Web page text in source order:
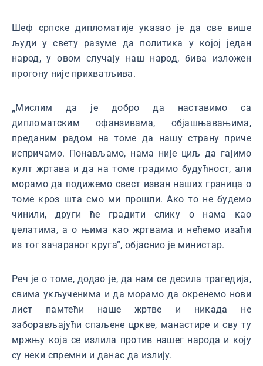
Шеф српске дипломатије указао је да све више
људи у свету разуме да политика у којој један
народ, у овом случају наш народ, бива изложен
прогону није прихватљива.
„Mислим да је добро да наставимо са
дипломатским офанзивама, објашњавањима,
преданим радом на томе да нашу страну приче
испричамо. Понављамо, нама није циљ да гајимо
култ жртава и да на томе градимо будућност, али
морамо да подижемо свест изван наших граница о
томе кроз шта смо ми прошли. Ако то не будемо
чинили, други ће градити слику о нама као
џелатима, а о њима као жртвама и нећемо изаћи
из тог зачараног круга”, објаснио је министар.
Реч је о томе, додао је, да нам се десила трагедија,
свима укљученима и да морамо да окренемо нови
лист памтећи наше жртве и никада не
заборављајући спаљене цркве, манастире и сву ту
мржњу која се излила против нашег народа и коју
су неки спремни и данас да излију.